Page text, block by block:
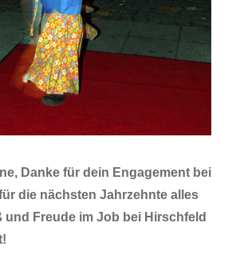
Danke für dein Engagement bei
die nächsten Jahrzehnte alles
und Freude im Job bei Hirschfeld